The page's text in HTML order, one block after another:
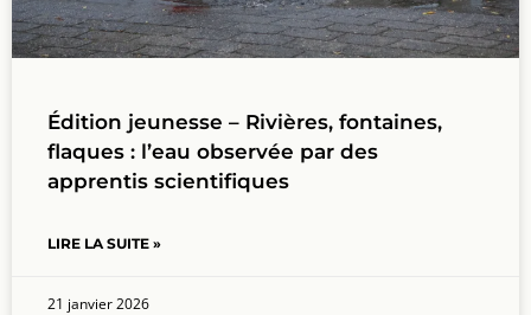
Édition jeunesse – Rivières, fontaines,
flaques : l’eau observée par des
apprentis scientifiques
LIRE LA SUITE »
21 janvier 2026